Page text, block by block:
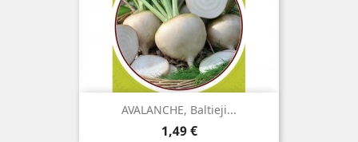
AVALANCHE, Baltieji...
Kaina
1,49 €